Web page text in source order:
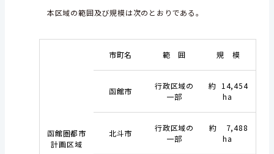
本区域の範囲及び規模は次のとおりである。
函館圏都市
計画区域
市町名 範 囲 規 模
函館市
行政区域の
一部
約 14,454
ha
北斗市
行政区域の
一部
約 7,488
ha